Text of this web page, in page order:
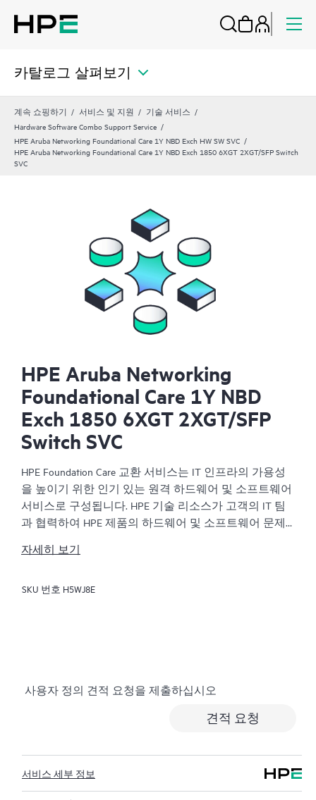
카탈로그 살펴보기
계속 쇼핑하기 서비스 및 지원
기술 서비스
Hardware Software Combo Support Service
HPE Aruba Networking Foundational Care 1Y NBD Exch HW SW SVC
HPE Aruba Networking Foundational Care 1Y NBD Exch 1850 6XGT 2XGT/SFP Switch
SVC
HPE Aruba Networking
Foundational Care 1Y NBD
Exch 1850 6XGT 2XGT/SFP
Switch SVC
HPE Foundation Care 교환 서비스는 IT 인프라의 가용성
을 높이기 위한 인기 있는 원격 하드웨어 및 소프트웨어
서비스로 구성됩니다. HPE 기술 리소스가 고객의 IT 팀
과 협력하여 HPE 제품의 하드웨어 및 소프트웨어 문제
이고 빠른 교환 서비스를 제공합니다. 특히 쉽게 배송할
하드웨어 교환 서비스에서는 지정된 기간 내에 고객이
제공합니다. 교체 제품 또는 부품은 신제품이거나 신제
HPE 네트워킹 제품을 위한 소프트웨어 제품의 경우 원
격 기술 지원과 소프트웨어 업데이트 및 패치에 대한 액
자세히 보기
SKU 번호 H5WJ8E
사용자 정의 견적 요청을 제출하십시오
견적 요청
서비스 세부 정보